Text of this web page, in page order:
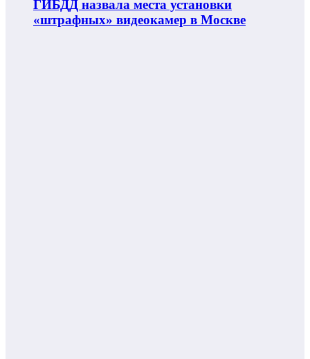
ГИБДД назвала места установки
«штрафных» видеокамер в Москве